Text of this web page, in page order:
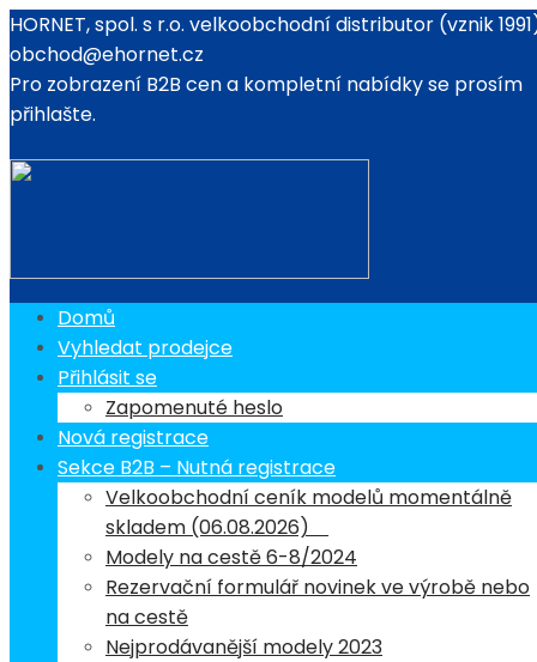
HORNET, spol. s r.o. velkoobchodní distributor (vznik
obchod@ehornet.cz
Pro zobrazení B2B cen a kompletní nabídky se prosím
přihlašte.
Domů
Vyhledat prodejce
Přihlásit se
Zapomenuté heslo
Nová registrace
Sekce B2B – Nutná registrace
Velkoobchodní ceník modelů momentálně
skladem (06.08.2026)
Modely na cestě 6-8/2024
Rezervační formulář novinek ve výrobě nebo
na cestě
Nejprodávanější modely 2023
listopad 2025